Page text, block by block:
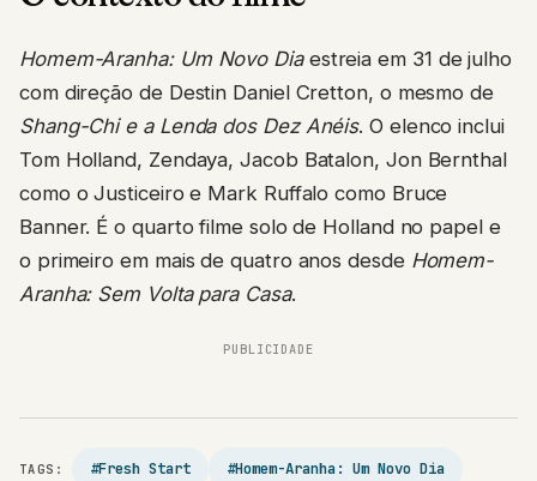
Homem-Aranha: Um Novo Diaestreia em 31 de julho
com direção de Destin Daniel Cretton, o mesmo de
Shang-Chi e a Lenda dos Dez Anéis. O elenco inclui
Tom Holland, Zendaya, Jacob Batalon, Jon Bernthal
como o Justiceiro e Mark Ruffalo como Bruce
Banner. É o quarto filme solo de Holland no papel e
o primeiro em mais de quatro anos desde Homem-
Aranha: Sem Volta para Casa.
PUBLICIDADE
TAGS: #Fresh Start #Homem-Aranha: Um Novo Dia